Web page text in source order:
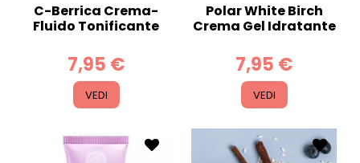
C-Berrica Crema-
Fluido Tonificante
7,95 €
VEDI
Polar White Birch
Crema Gel Idratante
7,95 €
VEDI